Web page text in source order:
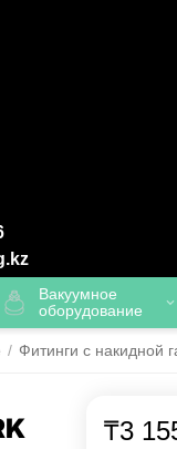
Вакуумное
оборудование
/ Фитинги с накидной
₸3